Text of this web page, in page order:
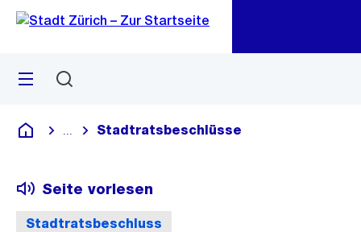
Navigation
Sprunglink
Menü
Deutsch
Blende alle Breadcrumbs ein
Stadtratsbeschlüsse
Stadtratsbeschluss
Seite vorlesen